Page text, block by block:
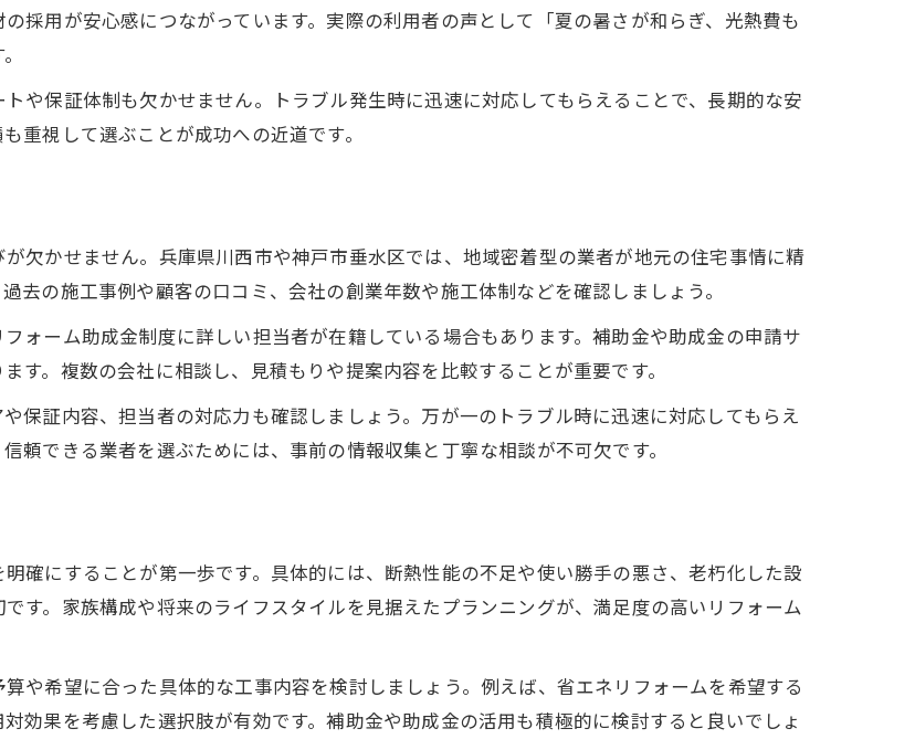
のリフォーム選び方ガイド
信頼できるリフォーム会社の見分け方とは
施工事例から学ぶ安心リフォームの選択術
リフォーム向上のために確認すべきポイント
で見る住まい向上と魅力ポイント
リフォーム実例から学ぶ暮らし向上の秘訣
兵庫のリフォーム事例で見る住まいの変化
快適性を実感できるリフォームのポイント
リフォームで叶った理想の住まい事例集
川西市・垂水区のリフォーム成功体験談
採用が安心感につながっています。実際の利用者の声として「夏の暑さが和らぎ、光熱費も
や保証体制も欠かせません。トラブル発生時に迅速に対応してもらえることで、長期的な安
重視して選ぶことが成功への近道です。
欠かせません。兵庫県川西市や神戸市垂水区では、地域密着型の業者が地元の住宅事情に精
去の施工事例や顧客の口コミ、会社の創業年数や施工体制などを確認しましょう。
ォーム助成金制度に詳しい担当者が在籍している場合もあります。補助金や助成金の申請サ
す。複数の会社に相談し、見積もりや提案内容を比較することが重要です。
保証内容、担当者の対応力も確認しましょう。万が一のトラブル時に迅速に対応してもらえ
頼できる業者を選ぶためには、事前の情報収集と丁寧な相談が不可欠です。
確にすることが第一歩です。具体的には、断熱性能の不足や使い勝手の悪さ、老朽化した設
す。家族構成や将来のライフスタイルを見据えたプランニングが、満足度の高いリフォーム
や希望に合った具体的な工事内容を検討しましょう。例えば、省エネリフォームを希望する
効果を考慮した選択肢が有効です。補助金や助成金の活用も積極的に検討すると良いでしょ